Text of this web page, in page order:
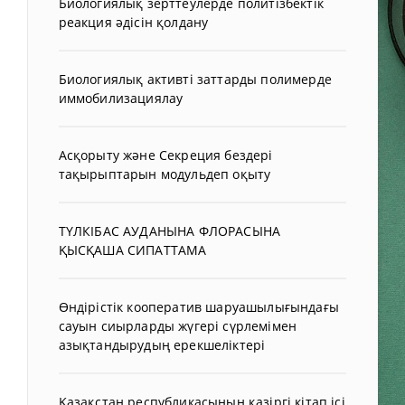
реакция әдісін қолдану
Биологиялық активті заттарды полимерде
иммобилизациялау
Асқорыту және Секреция бездері
тақырыптарын модульдеп оқыту
ТҮЛКІБАС АУДАНЫНА ФЛОРАСЫНА
ҚЫСҚАША СИПАТТАМА
Өндірістік кооператив шаруашылығындағы
сауын сиырларды жүгері сүрлемімен
азықтандырудың ерекшеліктері